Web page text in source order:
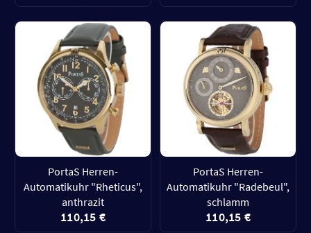
PortaS Herren-
Automatikuhr "Rheticus",
anthrazit
110,15 €
PortaS Herren-
Automatikuhr "Radebeul",
schlamm
110,15 €